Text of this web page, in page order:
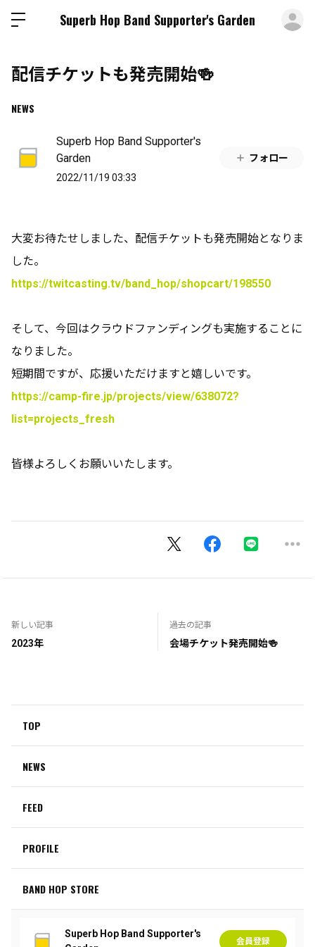
Superb Hop Band Supporter's Garden
配信チケットも発売開始🍻
NEWS
Superb Hop Band Supporter's
Garden
2022/11/19 03:33
フォロー
大変お待たせしました、配信チケットも発売開始となりま
した。
https://twitcasting.tv/band_hop/shopcart/198550
そして、今回はクラウドファンディングも実施することに
なりました。
短期間ですが、応援いただけますと嬉しいです。
https://camp-fire.jp/projects/view/638072?
list=projects_fresh
皆様よろしくお願いいたします。
新しい記事
2023年
過去の記事
会場チケット発売開始🍻
TOP
NEWS
FEED
PROFILE
BAND HOP STORE
Superb Hop Band Supporter's
会員登録